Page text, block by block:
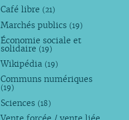
Café libre (21)
Marchés publics (19)
Économie sociale et
solidaire (19)
Wikipédia (19)
Communs numériques
(19)
Sciences (18)